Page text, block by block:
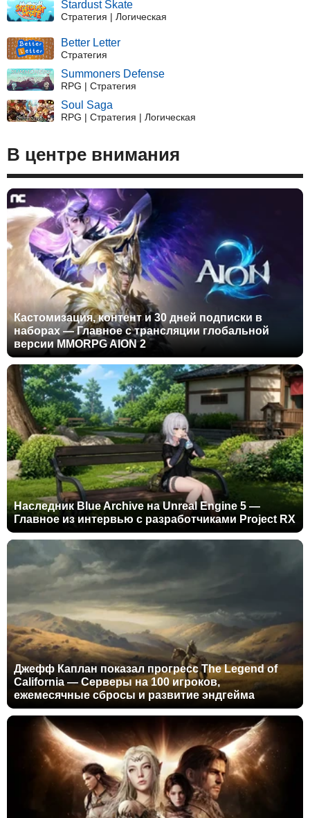
Stardust Skate
Стратегия | Логическая
Better Letter
Стратегия
Summoners Defense
RPG | Стратегия
Soul Saga
RPG | Стратегия | Логическая
В центре внимания
Кастомизация, контент и 30 дней подписки в
наборах — Главное с трансляции глобальной
версии MMORPG AION 2
Наследник Blue Archive на Unreal Engine 5 —
Главное из интервью с разработчиками Project RX
Джефф Каплан показал прогресс The Legend of
California — Серверы на 100 игроков,
ежемесячные сбросы и развитие эндгейма